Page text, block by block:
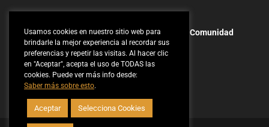
Fundación Club Deportivo Dominicos de la Comunidad
Valenciana
Isabel la Católica, 25 - 46004 Valencia
Usamos cookies en nuestro sitio web para
brindarle la mejor experiencia al recordar sus
preferencias y repetir las visitas. Al hacer clic
en "Aceptar", acepta el uso de TODAS las
cookies. Puede ver más info desde:
Saber más sobre esto.
Aceptar Selecciona Cookies